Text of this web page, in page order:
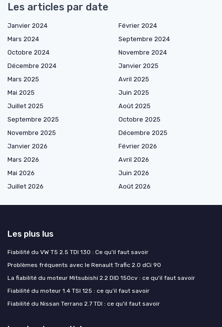
Les articles par date
Janvier 2024
Février 2024
Mars 2024
Septembre 2024
Octobre 2024
Novembre 2024
Décembre 2024
Janvier 2025
Mars 2025
Avril 2025
Mai 2025
Juin 2025
Juillet 2025
Août 2025
Septembre 2025
Octobre 2025
Novembre 2025
Décembre 2025
Janvier 2026
Février 2026
Mars 2026
Avril 2026
Mai 2026
Juin 2026
Juillet 2026
Août 2026
Les plus lus
Fiabilité du VW T5 2.5 TDI 130 : Ce qu'il faut savoir
Problèmes fréquents avec le Renault Trafic 2.0 dCi 90
La fiabilité du moteur Mitsubishi 2.2 DID 150cv : ce qu'il faut savoir
Fiabilité du moteur 1.4 TSI 125 : ce qu'il faut savoir
Fiabilité du Nissan Terrano 2.7 TDI : ce qu'il faut savoir